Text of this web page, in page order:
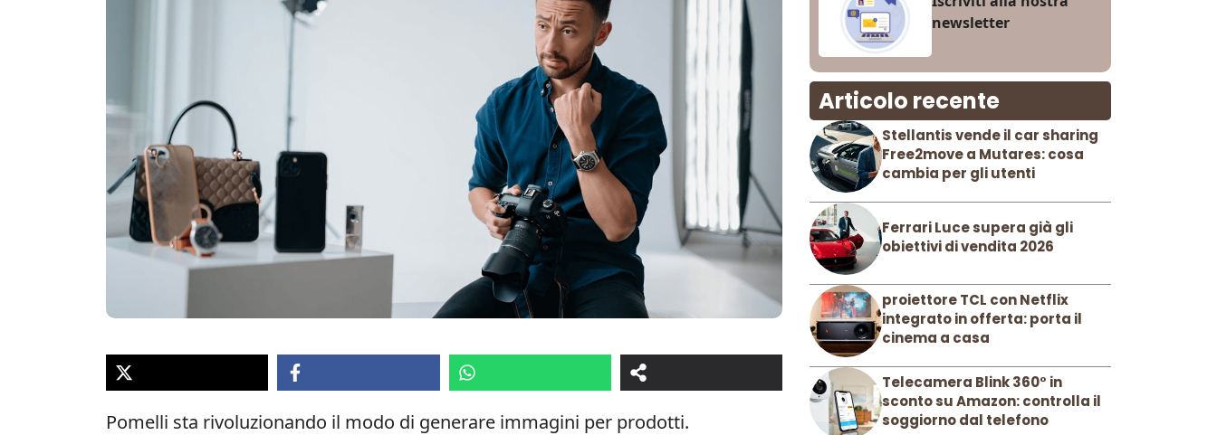
Pomelli sta rivoluzionando il modo di generare immagini per prodotti.
newsletter
Articolo recente
Stellantis vende il car sharing
Free2move a Mutares: cosa
cambia per gli utenti
Ferrari Luce supera già gli
obiettivi di vendita 2026
proiettore TCL con Netflix
integrato in offerta: porta il
cinema a casa
Telecamera Blink 360° in
sconto su Amazon: controlla il
soggiorno dal telefono